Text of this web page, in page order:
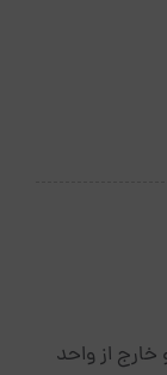
از واحد